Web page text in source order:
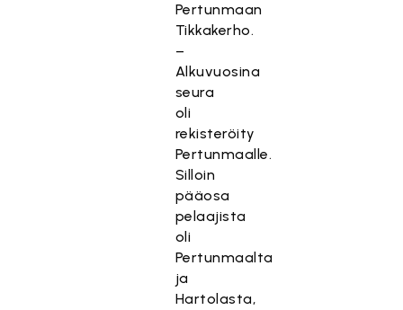
Pertunmaan
Tikkakerho.
–
Alkuvuosina
seura
oli
rekisteröity
Pertunmaalle.
Silloin
pääosa
pelaajista
oli
Pertunmaalta
ja
Hartolasta,